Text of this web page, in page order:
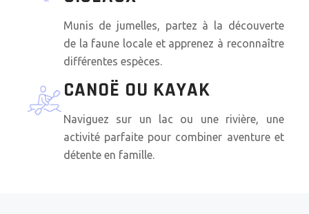
Munis de jumelles, partez à la découverte
de la faune locale et apprenez à reconnaître
différentes espèces.
CANOË OU KAYAK
Naviguez sur un lac ou une rivière, une
activité parfaite pour combiner aventure et
détente en famille.